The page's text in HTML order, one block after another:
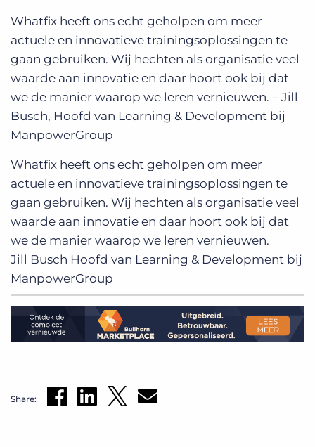
Whatfix heeft ons echt geholpen om meer
actuele en innovatieve trainingsoplossingen te
gaan gebruiken. Wij hechten als organisatie veel
waarde aan innovatie en daar hoort ook bij dat
we de manier waarop we leren vernieuwen. – Jill
Busch, Hoofd van Learning & Development bij
ManpowerGroup
Whatfix heeft ons echt geholpen om meer
actuele en innovatieve trainingsoplossingen te
gaan gebruiken. Wij hechten als organisatie veel
waarde aan innovatie en daar hoort ook bij dat
we de manier waarop we leren vernieuwen.
Jill Busch Hoofd van Learning & Development bij
ManpowerGroup
Share: